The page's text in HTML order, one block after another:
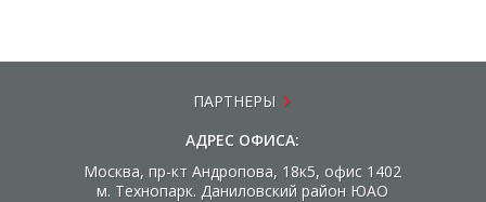
ПАРТНЕРЫ
АДРЕС ОФИСА:
Москва, пр-кт Андропова, 18к5, офис 1402
м. Технопарк. Даниловский район ЮАО